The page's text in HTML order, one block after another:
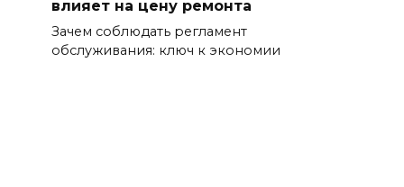
влияет на цену ремонта
Зачем соблюдать регламент
обслуживания: ключ к экономии